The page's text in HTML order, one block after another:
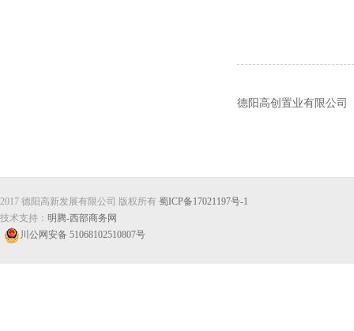
德阳高创置业有限公司
2017 德阳高新发展有限公司 版权所有 蜀ICP备17021197号-1
技术支持： 明腾-西部商务网
川公网安备 51068102510807号